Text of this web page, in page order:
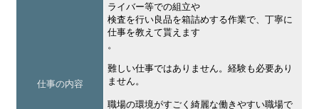
仕事の内容
ライバー等での組立や
検査を行い良品を箱詰めする作業で、丁寧に
仕事を教えて貰えます
。
難しい仕事ではありません。経験も必要あり
ません。
職場の環境がすごく綺麗な働きやすい職場で